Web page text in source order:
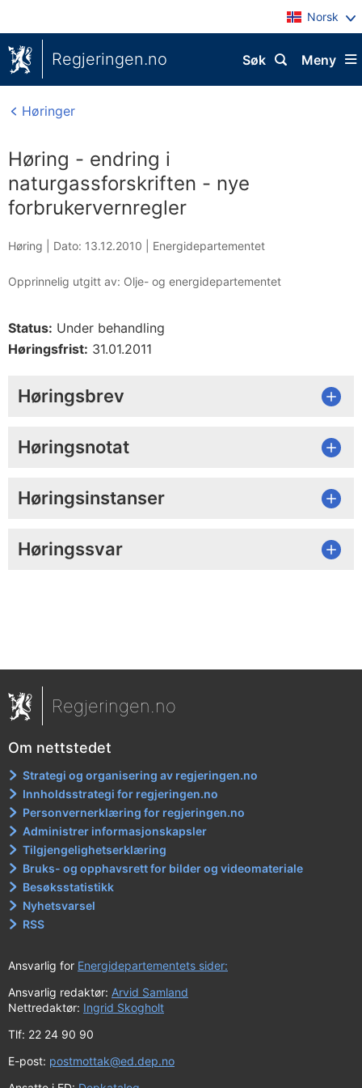
Norsk
Regjeringen.no Meny
Søk
Høringer
Høring - endring i
naturgassforskriften - nye
forbrukervernregler
Høring | Dato: 13.12.2010 Energidepartementet
Opprinnelig utgitt av: Olje- og energidepartementet
Status: Under behandling
Høringsfrist: 31.01.2011
Høringsbrev
Høringsnotat
Høringsinstanser
Høringssvar
Regjeringen.no
Om nettstedet
Strategi og organisering av regjeringen.no
Innholdsstrategi for regjeringen.no
Personvernerklæring for regjeringen.no
Administrer informasjonskapsler
Tilgjengelighetserklæring
Bruks- og opphavsrett for bilder og videomateriale
Besøksstatistikk
Nyhetsvarsel
RSS
Ansvarlig for Energidepartementets sider:
Ansvarlig redaktør: Arvid Samland
Nettredaktør: Ingrid Skogholt
Tlf: 22 24 90 90
E-post: postmottak@ed.dep.no